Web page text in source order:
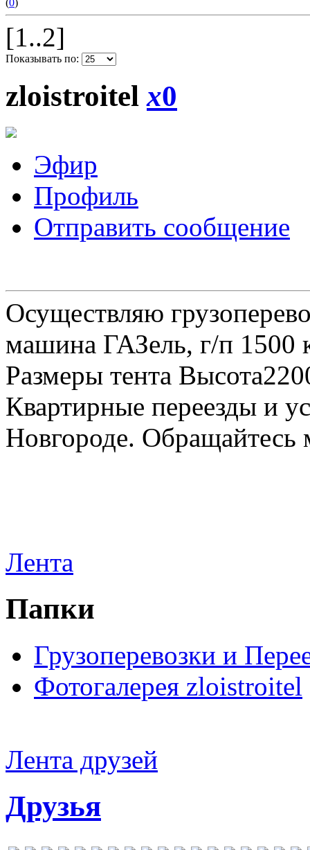
[1..2]
Показывать по:
zloistroitelx0
Эфир
Профиль
Отправить сообщение
Осуществляю
машина ГАЗель, г/п 1500
Размеры тента
Квартирные переезды и
Новгороде.
Лента
Папки
Грузоперевозки и
Фотогалерея zloistroitel
Лента друзей
Друзья